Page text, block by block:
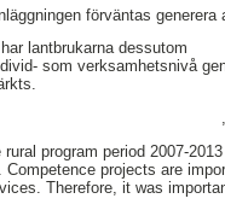
förväntas generera
lantbrukarna dessutom
som verksamhetsnivå
,
program period 2007-
projects are
Therefore, it was